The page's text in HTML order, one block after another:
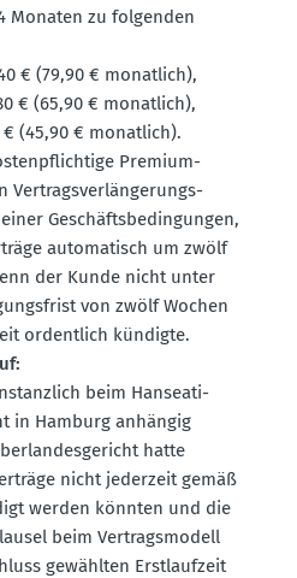
Monaten zu folgenden
€ (79,90 € monatlich),
€ (65,90 € monatlich),
€ (45,90 € monatlich).
Premium-
Vertrags­ver­län­ge­rungs­
Geschäfts­be­din­gungen,
automa­tisch um zwölf
der Kunde nicht unter
von zwölf Wochen
ordentlich kündigte.
beim Hansea­ti­
in Hamburg anhängig
hatte
nicht jederzeit gemäß
werden könnten und die
beim Vertrags­modell
gewählten Erstlaufzeit